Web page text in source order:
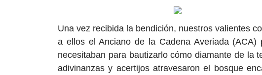
Una vez recibida la bendición, nuestros valientes
a ellos el Anciano de la Cadena Averiada
necesitaban para bautizarlo cómo diamante de la
adivinanzas y acertijos atravesaron el bosque